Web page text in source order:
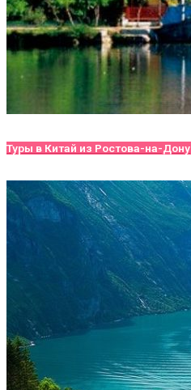
Туры в Китай из Ростова-на-Дону